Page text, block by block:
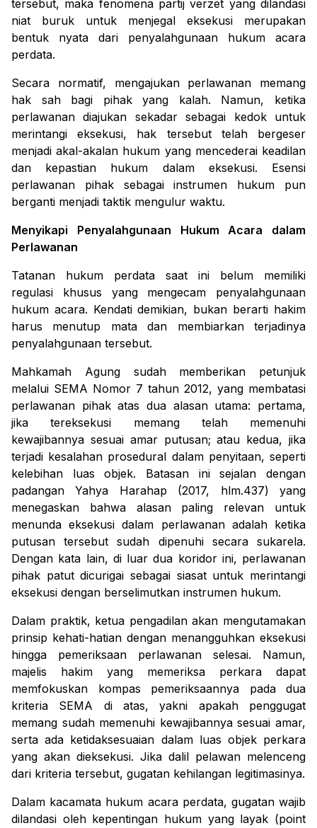
tersebut, maka fenomena partij verzet yang dilandasi
niat buruk untuk menjegal eksekusi merupakan
bentuk nyata dari penyalahgunaan hukum acara
perdata.
Secara normatif, mengajukan perlawanan memang
hak sah bagi pihak yang kalah. Namun, ketika
perlawanan diajukan sekadar sebagai kedok untuk
merintangi eksekusi, hak tersebut telah bergeser
menjadi akal-akalan hukum yang mencederai keadilan
dan kepastian hukum dalam eksekusi. Esensi
perlawanan pihak sebagai instrumen hukum pun
berganti menjadi taktik mengulur waktu.
Menyikapi Penyalahgunaan Hukum Acara dalam
Perlawanan
Tatanan hukum perdata saat ini belum memiliki
regulasi khusus yang mengecam penyalahgunaan
hukum acara. Kendati demikian, bukan berarti hakim
harus menutup mata dan membiarkan terjadinya
penyalahgunaan tersebut.
Mahkamah Agung sudah memberikan petunjuk
melalui SEMA Nomor 7 tahun 2012, yang membatasi
perlawanan pihak atas dua alasan utama: pertama,
jika tereksekusi memang telah memenuhi
kewajibannya sesuai amar putusan; atau kedua, jika
terjadi kesalahan prosedural dalam penyitaan, seperti
kelebihan luas objek. Batasan ini sejalan dengan
padangan Yahya Harahap (2017, hlm.437) yang
menegaskan bahwa alasan paling relevan untuk
menunda eksekusi dalam perlawanan adalah ketika
putusan tersebut sudah dipenuhi secara sukarela.
Dengan kata lain, di luar dua koridor ini, perlawanan
pihak patut dicurigai sebagai siasat untuk merintangi
eksekusi dengan berselimutkan instrumen hukum.
Dalam praktik, ketua pengadilan akan mengutamakan
prinsip kehati-hatian dengan menangguhkan eksekusi
hingga pemeriksaan perlawanan selesai. Namun,
majelis hakim yang memeriksa perkara dapat
memfokuskan kompas pemeriksaannya pada dua
kriteria SEMA di atas, yakni apakah penggugat
memang sudah memenuhi kewajibannya sesuai amar,
serta ada ketidaksesuaian dalam luas objek perkara
yang akan dieksekusi. Jika dalil pelawan melenceng
dari kriteria tersebut, gugatan kehilangan legitimasinya.
Dalam kacamata hukum acara perdata, gugatan wajib
dilandasi oleh kepentingan hukum yang layak (point